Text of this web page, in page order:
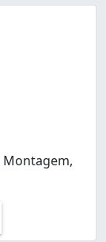
Montagem,